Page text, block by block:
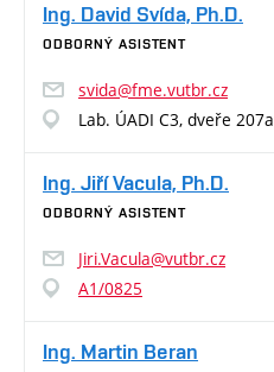
Ing. David Svída, Ph.D.
ODBORNÝ ASISTENT
svida@fme.vutbr.cz
Lab. ÚADI C3, dveře 207a
Ing. Jiří Vacula, Ph.D.
ODBORNÝ ASISTENT
Jiri.Vacula@vutbr.cz
A1/0825
Ing. Martin Beran